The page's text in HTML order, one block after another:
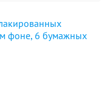
фоне, 6 бумажных